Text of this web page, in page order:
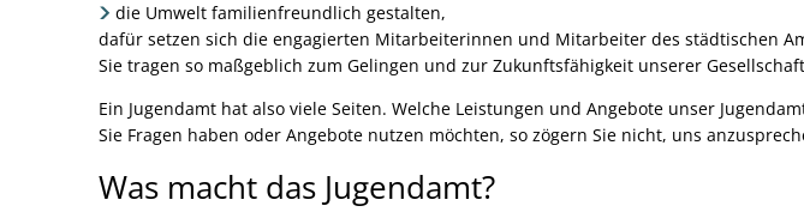
die Umwelt familienfreundlich gestalten,
dafür setzen sich die engagierten Mitarbeiterinnen und Mitarbeiter des städtischen
Sie tragen so maßgeblich zum Gelingen und zur Zukunftsfähigkeit unserer
Ein Jugendamt hat also viele Seiten. Welche Leistungen und Angebote unser
Sie Fragen haben oder Angebote nutzen möchten, so zögern Sie nicht, uns
Was macht das Jugendamt?